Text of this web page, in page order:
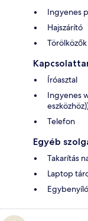
Ingyenes
Hajszárító
Törölközők
Íróasztal
Ingyenes
Telefon
Egyéb
Takarítás
Laptop